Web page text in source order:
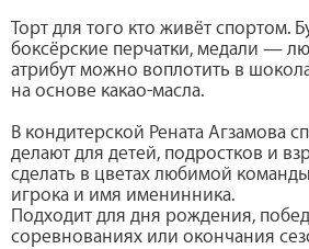
Торт для того кто живёт спортом.
боксёрские перчатки, медали —
атрибут можно воплотить в
на основе какао-масла.
В кондитерской Рената Агзамова
делают для детей, подростков и
сделать в цветах любимой
игрока и имя именинника.
Подходит для дня рождения,
соревнованиях или окончания